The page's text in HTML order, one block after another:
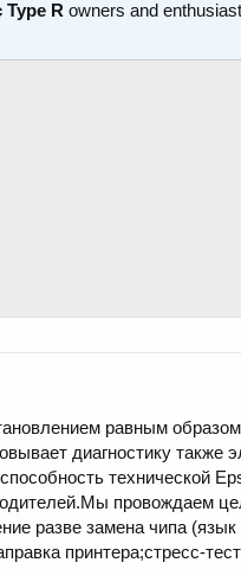
Type R owners and
равным
диагностику также
технической
провождаем
разве замена чипа
принтера;стресс-